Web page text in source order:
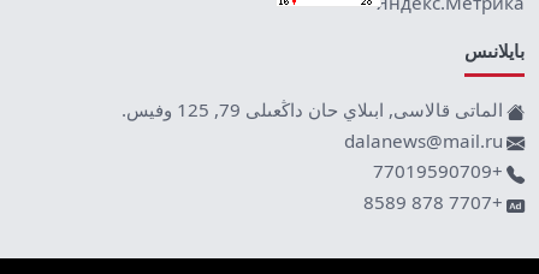
بايلانىس
الماتى قالاسى, ابىلاي حان داڭعىلى 79, 125 وفيس.
dalanews@mail.ru
+77019590709
+7707 878 8589